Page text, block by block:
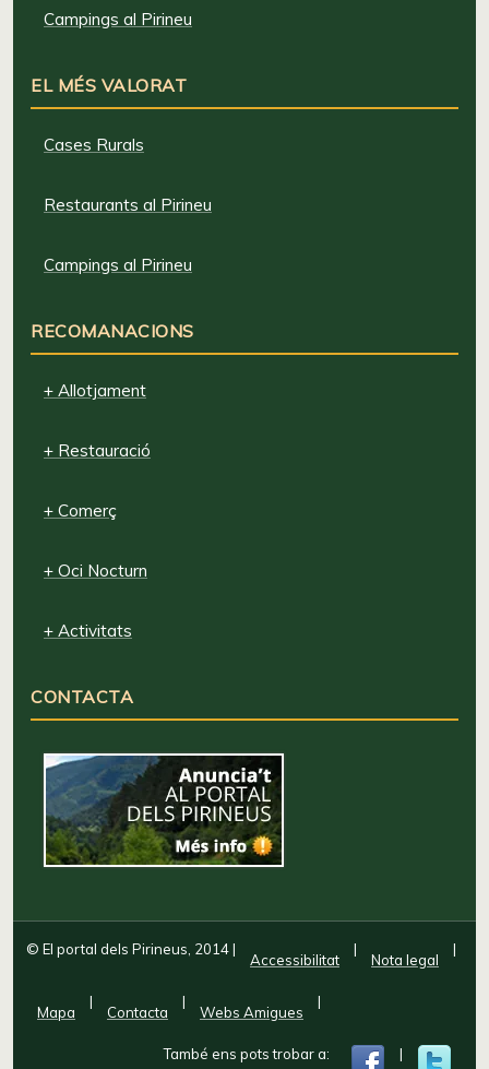
Campings al Pirineu
EL MÉS VALORAT
Cases Rurals
Restaurants al Pirineu
Campings al Pirineu
RECOMANACIONS
+ Allotjament
+ Restauració
+ Comerç
+ Oci Nocturn
+ Activitats
CONTACTA
© El portal dels Pirineus, 2014|
Accessibilitat
|
Nota legal
|
Mapa
|
Contacta
|
Webs Amigues
|
També ens pots trobar a: |